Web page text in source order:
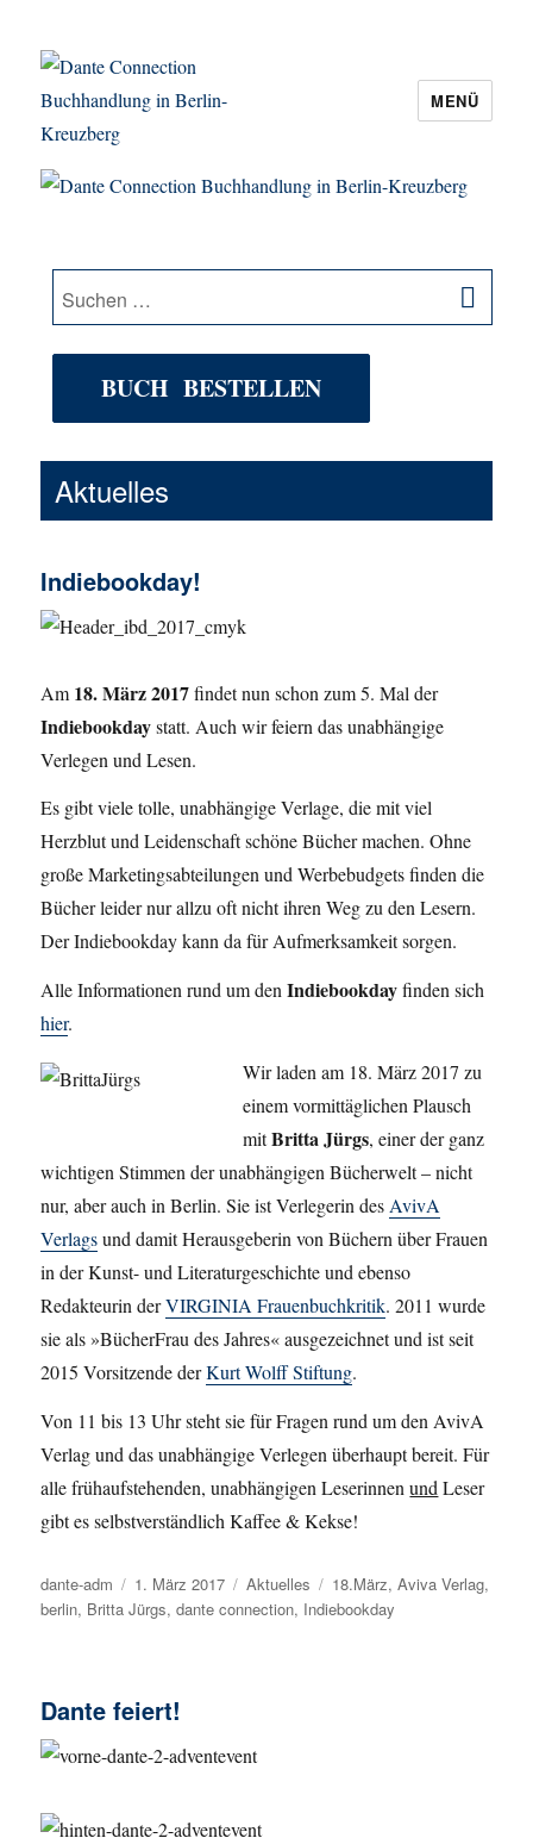
Dante Connection Buchhandlung in
MENÜ
Suche
nach:
BUCH BESTELLEN
Aktuelles
Indiebookday!
Am 18. März 2017findet nun schon zum 5. Mal der
Indiebookdaystatt. Auch wir feiern das unabhängige
Verlegen und Lesen.
Es gibt viele tolle, unabhängige Verlage, die mit viel
Herzblut und Leidenschaft schöne Bücher machen. Ohne
große Marketingsabteilungen und Werbebudgets finden die
Bücher leider nur allzu oft nicht ihren Weg zu den Lesern.
Der Indiebookday kann da für Aufmerksamkeit sorgen.
Alle Informationen rund um denIndiebookdayfinden sich
hier.
Wir laden am 18. März 2017 zu
einem vormittäglichen Plausch
mitBritta Jürgs, einer der ganz
wichtigen Stimmen der unabhängigen Bücherwelt – nicht
nur, aber auch in Berlin. Sie ist Verlegerin des AvivA
Verlagsund damit Herausgeberin von Büchern über Frauen
in der Kunst- und Literaturgeschichte und ebenso
Redakteurin derVIRGINIA Frauenbuchkritik. 2011 wurde
sie als »BücherFrau des Jahres« ausgezeichnet und ist seit
2015 Vorsitzende derKurt Wolff Stiftung.
Von 11 bis 13 Uhr steht sie für Fragen rund um den AvivA
Verlag und das unabhängige Verlegen überhaupt bereit. Für
alle frühaufstehenden, unabhängigen Leserinnenund Leser
gibt es selbstverständlich Kaffee & Kekse!
Autor
dante-adm
Veröffentlicht
am
1. März 2017 Kategorien
Aktuelles Schlagwörter
18.März,Aviva Verlag,
berlin, Britta Jürgs,dante connection, Indiebookday
Dante feiert!